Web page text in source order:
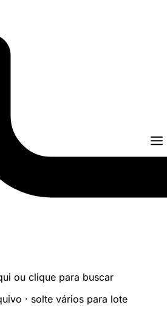
ou clique para buscar
· solte vários para lote